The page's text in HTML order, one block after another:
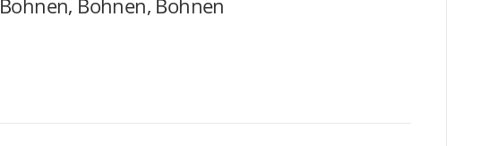
Bohnen, Bohnen, Bohnen